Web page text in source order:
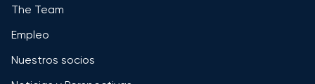
The Team
Empleo
Nuestros socios